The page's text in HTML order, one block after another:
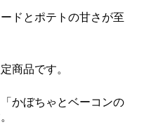
ドとポテトの甘さが至
商品です。
かぼちゃとベーコンの